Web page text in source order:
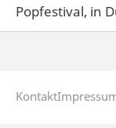
Popfestival, in
Kontakt